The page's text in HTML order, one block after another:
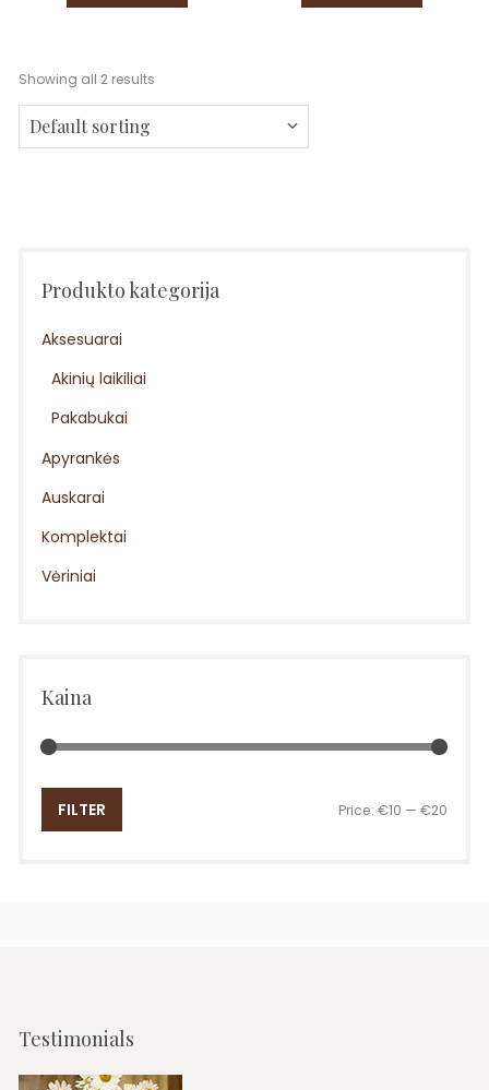
Showing all 2 results
Produkto kategorija
Aksesuarai
Akinių laikiliai
Pakabukai
Apyrankės
Auskarai
Komplektai
Vėriniai
Kaina
FILTER Price:€10 —€20
Testimonials